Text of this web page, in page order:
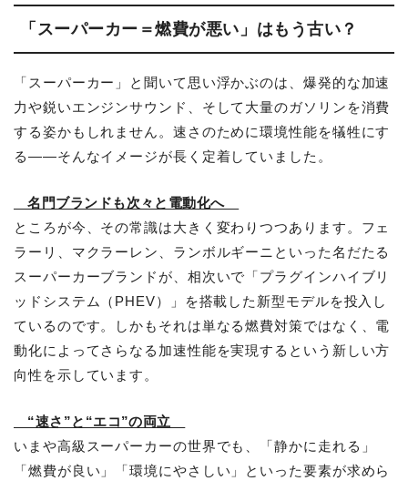
「スーパーカー＝燃費が悪い」はもう古い？
「スーパーカー」と聞いて思い浮かぶのは、爆発的な加速
力や鋭いエンジンサウンド、そして大量のガソリンを消費
する姿かもしれません。速さのために環境性能を犠牲にす
る――そんなイメージが長く定着していました。
名門ブランドも次々と電動化へ
ところが今、その常識は大きく変わりつつあります。フェ
ラーリ、マクラーレン、ランボルギーニといった名だたる
スーパーカーブランドが、相次いで「プラグインハイブリ
ッドシステム（PHEV）」を搭載した新型モデルを投入し
ているのです。しかもそれは単なる燃費対策ではなく、電
動化によってさらなる加速性能を実現するという新しい方
向性を示しています。
“速さ”と“エコ”の両立
いまや高級スーパーカーの世界でも、「静かに走れる」
「燃費が良い」「環境にやさしい」といった要素が求めら